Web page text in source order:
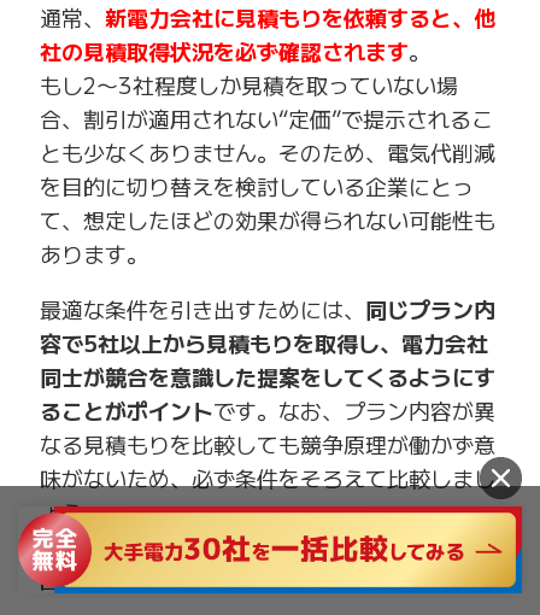
通常、 新電力会社に見積もりを依頼すると、他
社の見積取得状況を必ず確認されます。
もし2〜3社程度しか見積を取っていない場
合、割引が適用されない“定価”で提示されるこ
とも少なくありません。そのため、電気代削減
を目的に切り替えを検討している企業にとっ
て、想定したほどの効果が得られない可能性も
あります。
最適な条件を引き出すためには、 同じプラン内
容で5社以上から見積もりを取得し、電力会社
同士が競合を意識した提案をしてくるようにす
ることがポイントです。なお、プラン内容が異
なる見積もりを比較しても競争原理が働かず意
味がないため、必ず条件をそろえて比較しまし
ょう。
※例えば、固定単価型を希望であれば、同じく
固定単価型のプランで5社分を比較する